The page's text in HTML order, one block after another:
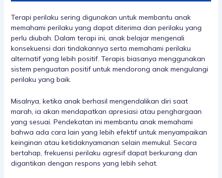
Terapi perilaku sering digunakan untuk membantu anak
memahami perilaku yang dapat diterima dan perilaku yang
perlu diubah. Dalam terapi ini, anak belajar mengenali
konsekuensi dari tindakannya serta memahami perilaku
alternatif yang lebih positif. Terapis biasanya menggunakan
sistem penguatan positif untuk mendorong anak mengulangi
perilaku yang baik.
Misalnya, ketika anak berhasil mengendalikan diri saat
marah, ia akan mendapatkan apresiasi atau penghargaan
yang sesuai. Pendekatan ini membantu anak memahami
bahwa ada cara lain yang lebih efektif untuk menyampaikan
keinginan atau ketidaknyamanan selain memukul. Secara
bertahap, frekuensi perilaku agresif dapat berkurang dan
digantikan dengan respons yang lebih sehat.